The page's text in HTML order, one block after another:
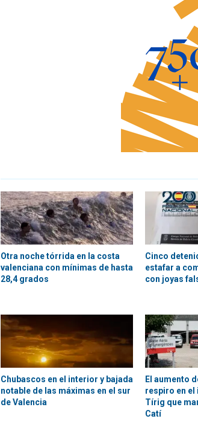
Otra noche tórrida en la costa
valenciana con mínimas de hasta
28,4 grados
Cinco
estafar a
con joyas
Chubascos en el interior y bajada
notable de las máximas en el sur
de Valencia
El aumento
respiro en
Tírig que
Catí